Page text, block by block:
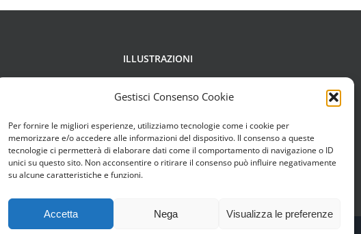
Gestisci Consenso Cookie
Per fornire le migliori esperienze, utilizziamo tecnologie come i cookie per
memorizzare e/o accedere alle informazioni del dispositivo. Il consenso a queste
tecnologie ci permetterà di elaborare dati come il comportamento di navigazione o ID
unici su questo sito. Non acconsentire o ritirare il consenso può influire negativamente
su alcune caratteristiche e funzioni.
Accetta Nega Visualizza le preferenze
ILLUSTRAZIONI
Copyright di Francesca Chessa,
Rizzo, Studio di animazione
Làstrego & Testa.